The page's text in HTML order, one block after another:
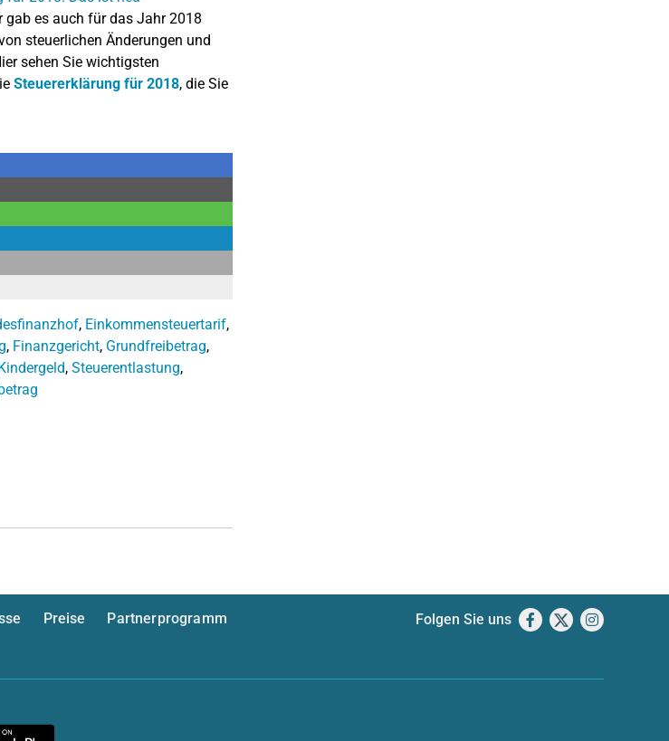
gab es auch für das Jahr 2018
steuerlichen Änderungen und
sehen Sie wichtigsten
Steuererklärung für 2018, die Sie
, Einkommensteuertarif,
, Finanzgericht, Grundfreibetrag,
Kindergeld, Steuerentlastung,
Preise
Partnerprogramm
Folgen Sie uns Facebook
X Instagram